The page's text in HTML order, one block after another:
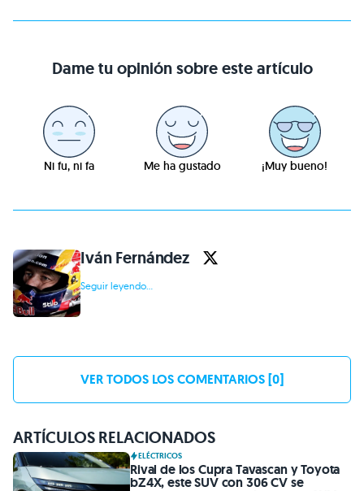
Dame tu opinión sobre este artículo
Ni fu, ni fa Me ha gustado ¡Muy bueno!
Iván Fernández
Seguir leyendo...
VER TODOS LOS COMENTARIOS [0]
ARTÍCULOS RELACIONADOS
ELÉCTRICOS
Rival de los Cupra Tavascan y Toyota
bZ4X, este SUV con 306 CV se